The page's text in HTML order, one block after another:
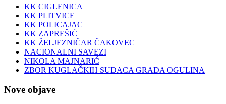
KK CIGLENICA
KK PLITVICE
KK POLICAJAC
KK ZAPREŠIĆ
KK ŽELJEZNIČAR ČAKOVEC
NACIONALNI SAVEZI
NIKOLA MAJNARIĆ
ZBOR KUGLAČKIH SUDACA GRADA OGULINA
Nove objave